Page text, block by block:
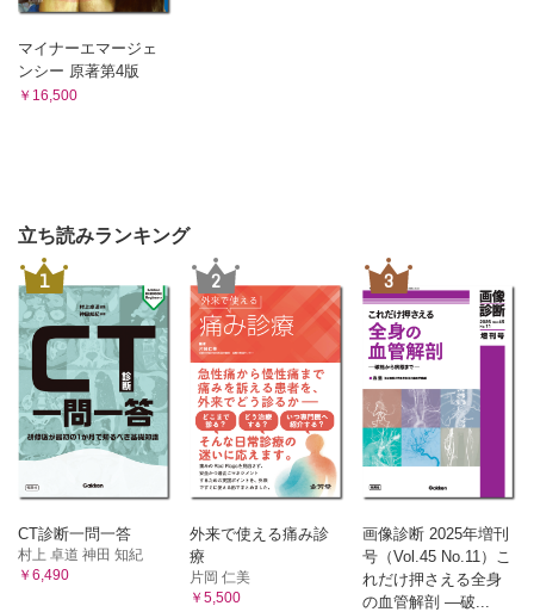
マイナーエマージェ
ンシー 原著第4版
￥16,500
立ち読みランキング
1
CT診断一問一答
村上 卓道 神田 知紀
￥6,490
2
外来で使える痛み診
療
片岡 仁美
￥5,500
3
画像診断 2025年増刊
号（Vol.45 No.11）こ
れだけ押さえる全身
の血管解剖 ―破...